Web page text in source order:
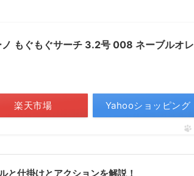
もぐもぐサーチ 3.2号 008 ネーブルオレ
楽天市場 Yahooショッピング
と仕掛けとアクションを解説！